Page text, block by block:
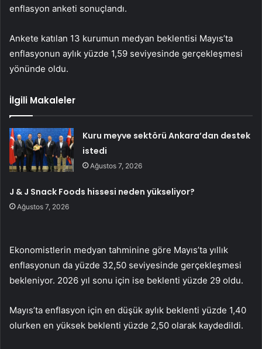
enflasyon anketi sonuçlandı.
Ankete katılan 13 kurumun medyan beklentisi Mayıs’ta
enflasyonun aylık yüzde 1,59 seviyesinde gerçekleşmesi
yönünde oldu.
İlgili Makaleler
Kuru meyve sektörü Ankara’dan destek
istedi
Ağustos 7, 2026
J & J Snack Foods hissesi neden yükseliyor?
Ağustos 7, 2026
Ekonomistlerin medyan tahminine göre Mayıs’ta yıllık
enflasyonun da yüzde 32,50 seviyesinde gerçekleşmesi
bekleniyor. 2026 yıl sonu için ise beklenti yüzde 29 oldu.
Mayıs’ta enflasyon için en düşük aylık beklenti yüzde 1,40
olurken en yüksek beklenti yüzde 2,50 olarak kaydedildi.